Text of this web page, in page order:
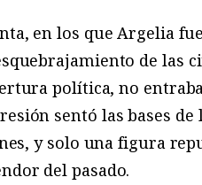
en los que Argelia
de las
política, no
sentó las bases de
y solo una figura
del pasado.